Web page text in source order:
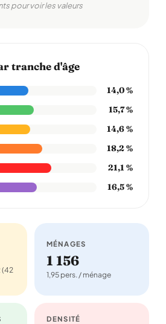
pour voir les valeurs
tranche d'âge
14,0 %
15,7 %
14,6 %
18,2 %
21,1 %
16,5 %
(42
MÉNAGES
1 156
1,95 pers. / ménage
DENSITÉ